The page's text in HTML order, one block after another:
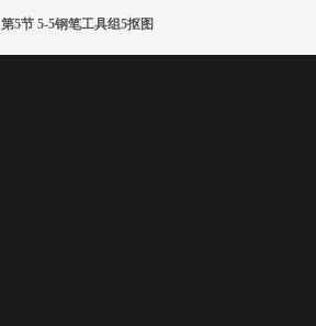
第5节 5-5钢笔工具组5抠图